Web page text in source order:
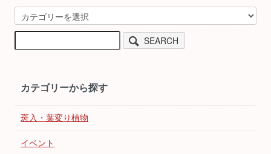
SEARCH
カテゴリーから探す
斑入・葉変り植物
イベント